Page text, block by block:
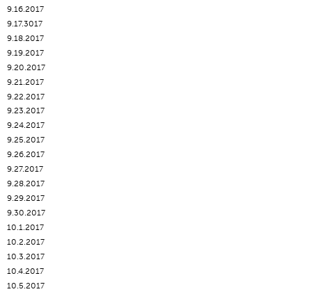
9.16.2017
9.17.3017
9.18.2017
9.19.2017
9.20.2017
9.21.2017
9.22.2017
9.23.2017
9.24.2017
9.25.2017
9.26.2017
9.27.2017
9.28.2017
9.29.2017
9.30.2017
10.1.2017
10.2.2017
10.3.2017
10.4.2017
10.5.2017